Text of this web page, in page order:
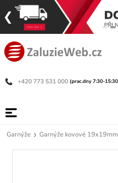
+420 773 531 000 (prac.dny 7:30-
Garnýže Garnýže kovové